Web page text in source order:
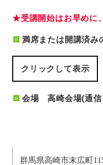
★受講開始はお早めに
満席または開講済み
クリックして表示
会場 高崎会場(通信
群馬県高崎市末広町